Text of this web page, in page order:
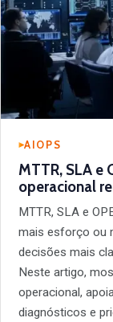
AIOPS
MTTR, SLA e
operacional
MTTR, SLA e
mais esforço ou
decisões mais
Neste artigo,
operacional,
diagnósticos e